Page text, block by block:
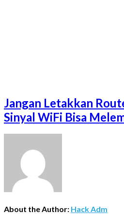
Jangan Letakkan
Sinyal WiFi Bisa
About the Author: Hack Adm